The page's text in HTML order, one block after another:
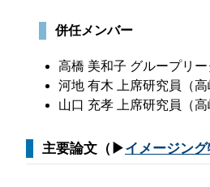
併任メンバー
高橋 美和子 グループリ
河地 有木 上席研究員（
山口 充孝 上席研究員（
主要論文（▶イメージン